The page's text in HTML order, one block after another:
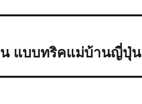
น แบบทริคแม่บ้านญี่ปุ่น